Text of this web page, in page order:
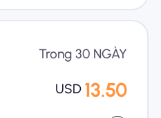
Trong 30 NGÀY
USD 13.50